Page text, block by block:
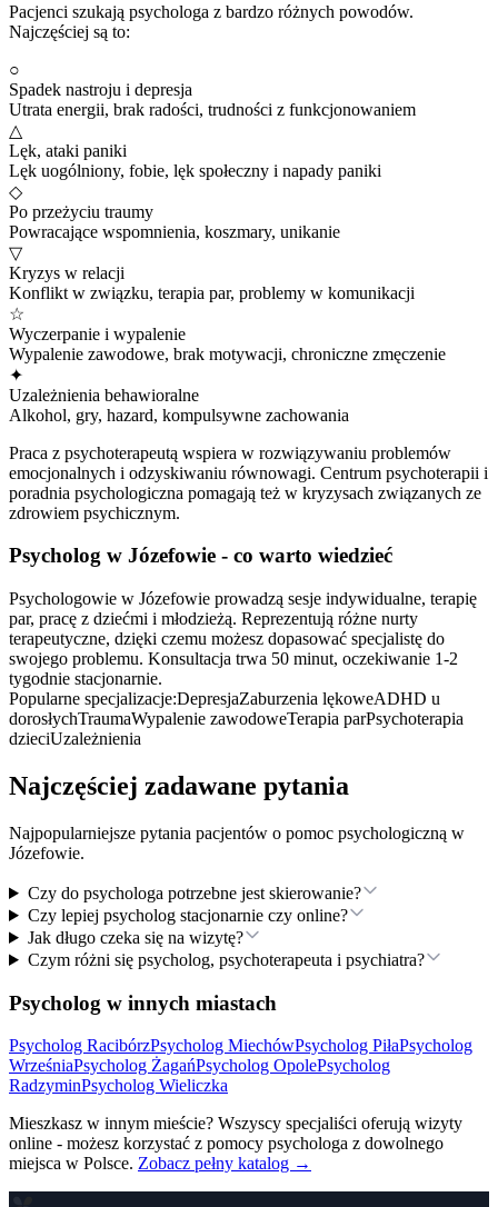
Pacjenci szukają psychologa z bardzo różnych powodów.
Najczęściej są to:
○
Spadek nastroju i depresja
Utrata energii, brak radości, trudności z funkcjonowaniem
△
Lęk, ataki paniki
Lęk uogólniony, fobie, lęk społeczny i napady paniki
◇
Po przeżyciu traumy
Powracające wspomnienia, koszmary, unikanie
▽
Kryzys w relacji
Konflikt w związku, terapia par, problemy w komunikacji
☆
Wyczerpanie i wypalenie
Wypalenie zawodowe, brak motywacji, chroniczne zmęczenie
✦
Uzależnienia behawioralne
Alkohol, gry, hazard, kompulsywne zachowania
Praca z psychoterapeutą wspiera w rozwiązywaniu problemów
emocjonalnych i odzyskiwaniu równowagi. Centrum psychoterapii i
poradnia psychologiczna pomagają też w kryzysach związanych ze
zdrowiem psychicznym.
Psycholog w Józefowie - co warto wiedzieć
Psychologowie w Józefowie prowadzą sesje indywidualne, terapię
par, pracę z dziećmi i młodzieżą. Reprezentują różne nurty
terapeutyczne, dzięki czemu możesz dopasować specjalistę do
swojego problemu. Konsultacja trwa 50 minut, oczekiwanie 1-2
tygodnie stacjonarnie.
Popularne specjalizacje:DepresjaZaburzenia lękoweADHD u
dorosłychTraumaWypalenie zawodoweTerapia parPsychoterapia
dzieciUzależnienia
Najczęściej zadawane pytania
Najpopularniejsze pytania pacjentów o pomoc psychologiczną w
Józefowie.
Czy do psychologa potrzebne jest skierowanie?
Czy lepiej psycholog stacjonarnie czy online?
Jak długo czeka się na wizytę?
Czym różni się psycholog, psychoterapeuta i psychiatra?
Psycholog w innych miastach
Psycholog RacibórzPsycholog MiechówPsycholog PiłaPsycholog
WrześniaPsycholog ŻagańPsycholog OpolePsycholog
RadzyminPsycholog Wieliczka
Mieszkasz w innym mieście? Wszyscy specjaliści oferują wizyty
online - możesz korzystać z pomocy psychologa z dowolnego
miejsca w Polsce. Zobacz pełny katalog →